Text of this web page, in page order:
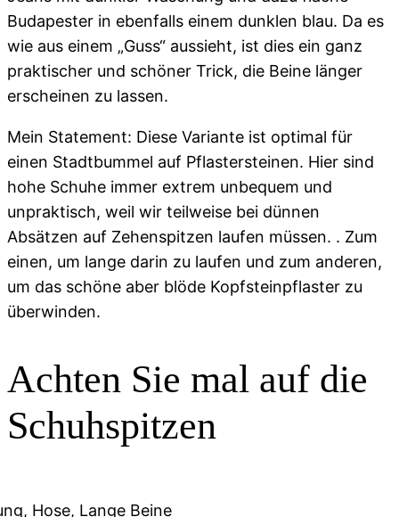
Budapester in ebenfalls einem dunklen blau. Da es
wie aus einem „Guss“ aussieht, ist dies ein ganz
praktischer und schöner Trick, die Beine länger
erscheinen zu lassen.
Mein Statement: Diese Variante ist optimal für
einen Stadtbummel auf Pflastersteinen. Hier sind
hohe Schuhe immer extrem unbequem und
unpraktisch, weil wir teilweise bei dünnen
Absätzen auf Zehenspitzen laufen müssen. . Zum
einen, um lange darin zu laufen und zum anderen,
um das schöne aber blöde Kopfsteinpflaster zu
überwinden.
Achten Sie mal auf die
Schuhspitzen